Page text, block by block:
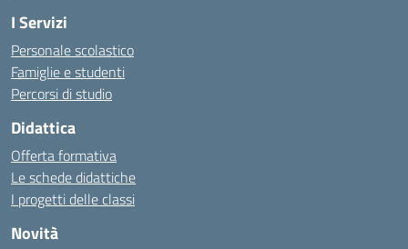
I Servizi
Personale scolastico
Famiglie e studenti
Percorsi di studio
Didattica
Offerta formativa
Le schede didattiche
I progetti delle classi
Novità